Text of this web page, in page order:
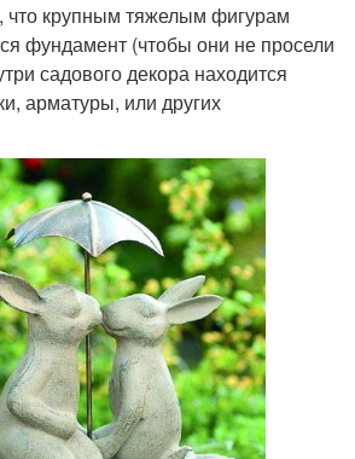
что крупным тяжелым фигурам
фундамент (чтобы они не просели
садового декора находится
арматуры, или других